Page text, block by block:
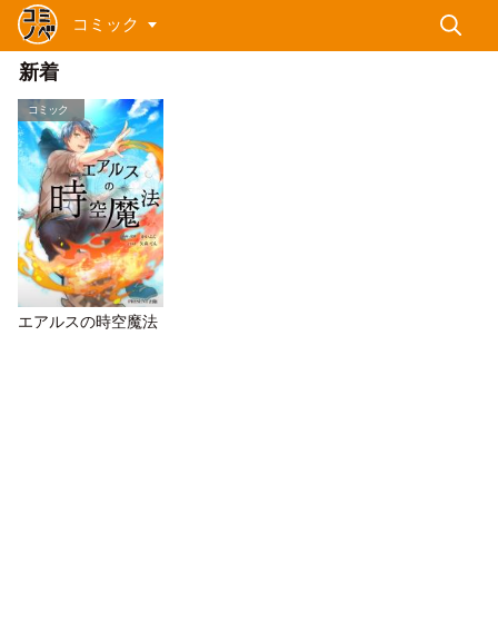
コミック
新着
コミック
エアルスの時空魔法